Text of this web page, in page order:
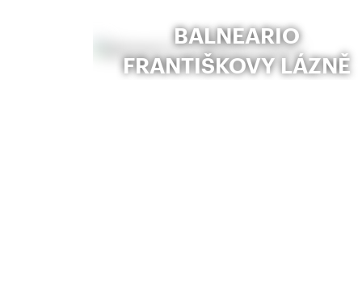
BALNEARIO
FRANTIŠKOVY LÁZNĚ